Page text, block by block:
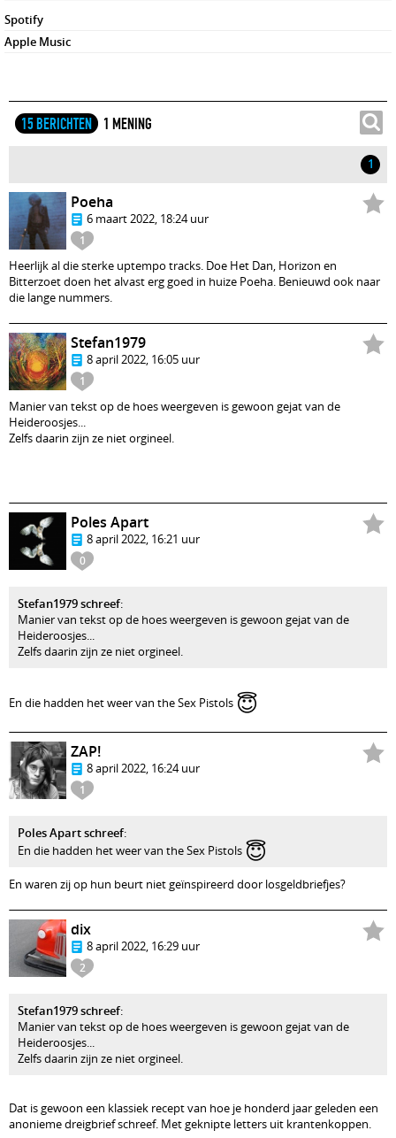
Spotify
Apple Music
15 BERICHTEN 1 MENING
1
1
Poeha
6 maart 2022, 18:24 uur
Heerlijk al die sterke uptempo tracks. Doe Het Dan, Horizon en
Bitterzoet doen het alvast erg goed in huize Poeha. Benieuwd ook naar
die lange nummers.
1
Stefan1979
8 april 2022, 16:05 uur
Manier van tekst op de hoes weergeven is gewoon gejat van de
Heideroosjes...
Zelfs daarin zijn ze niet orgineel.
0
Poles Apart
8 april 2022, 16:21 uur
Stefan1979 schreef:
Manier van tekst op de hoes weergeven is gewoon gejat van de
Heideroosjes...
Zelfs daarin zijn ze niet orgineel.
En die hadden het weer van the Sex Pistols 😇
1
ZAP!
8 april 2022, 16:24 uur
Poles Apart schreef:
En die hadden het weer van the Sex Pistols 😇
En waren zij op hun beurt niet geïnspireerd door losgeldbriefjes?
2
dix
8 april 2022, 16:29 uur
Stefan1979 schreef:
Manier van tekst op de hoes weergeven is gewoon gejat van de
Heideroosjes...
Zelfs daarin zijn ze niet orgineel.
Dat is gewoon een klassiek recept van hoe je honderd jaar geleden een
anonieme dreigbrief schreef. Met geknipte letters uit krantenkoppen.